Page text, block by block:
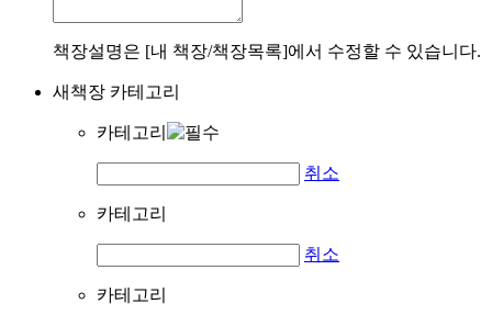
책장설명은 [내 책장/책장목록]에서 수정할 수 있습니다.
새책장 카테고리
카테고리
취소
카테고리
취소
카테고리